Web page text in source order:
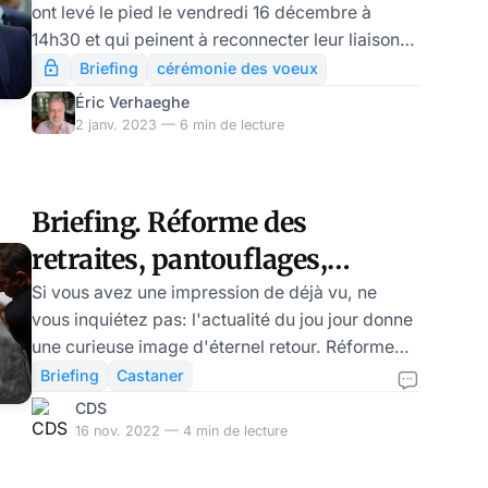
ont levé le pied le vendredi 16 décembre à
14h30 et qui peinent à reconnecter leur liaison
numérique avec la réalité, le Courrier des
Stratèges nouvelle formule vous propose la liste
des sujets qui feront votre actualité libertarienne
faites pas trop la différence : la France, Macron
oblige, est de plus en plus mondialisée et s’il y a
bien une idée à ret
Briefing
cérémonie des voeux
Éric Verhaeghe
2 janv. 2023 — 6 min de lecture
Briefing. Réforme des
retraites, pantouflages,
Trump: une curieuse
impression de déjà vu
Si vous avez une impression de déjà vu, ne
vous inquiétez pas: l'actualité du jou jour donne
une curieuse image d'éternel retour. Réforme
des retraites des gouvernements Macron, retour
de Castaner, un Sarkozy qui cherche à tirer les
ficelles de son ancien parti agonisant, Donald
Briefing
Castaner
CDS
16 nov. 2022 — 4 min de lecture